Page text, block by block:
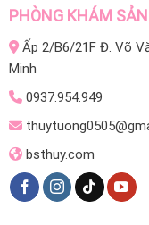
PHÒNG KHÁM
Ấp 2/B6/21F Đ. Võ
Minh
0937.954.949
bsthuy.com